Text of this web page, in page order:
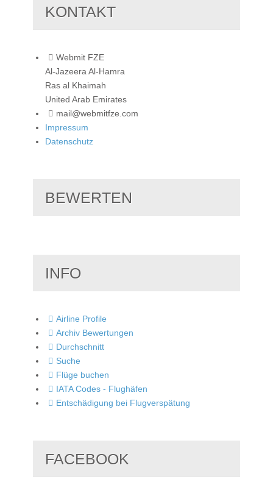
KONTAKT
Webmit FZE
Al-Jazeera Al-Hamra
Ras al Khaimah
United Arab Emirates
mail@webmitfze.com
Impressum
Datenschutz
BEWERTEN
INFO
Airline Profile
Archiv Bewertungen
Durchschnitt
Suche
Flüge buchen
IATA Codes - Flughäfen
Entschädigung bei Flugverspätung
FACEBOOK